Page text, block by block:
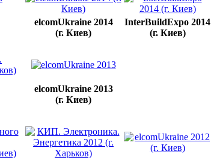
elcomUkraine 2014
(г. Киев)
InterBuildExpo 2014
(г. Киев)
elcomUkraine 2013
(г. Киев)